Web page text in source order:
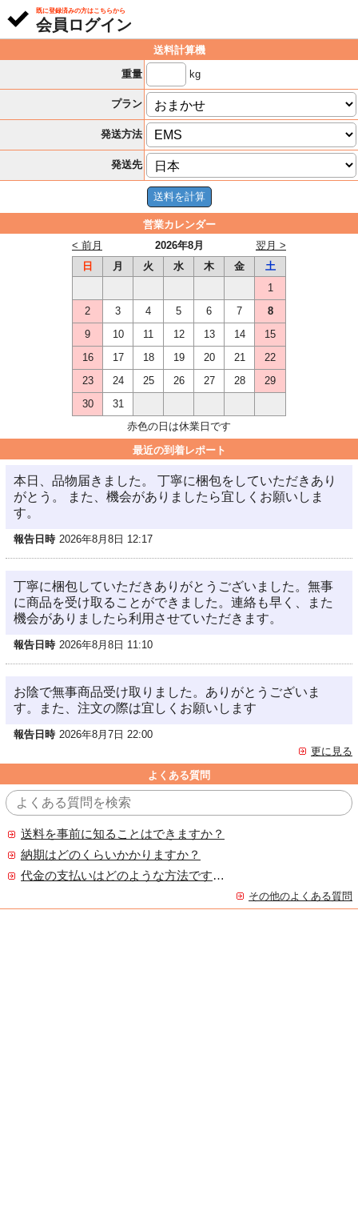
既に登録済みの方はこちらから
会員ログイン
送料計算機
重量
kg
プラン
発送方法
発送先
営業カレンダー
2026年8月
< 前月
翌月 >
日
月 火 水 木 金
土
1
2
3 4 5 6 7
8
9
10 11 12 13 14
15
16
17 18 19 20 21
22
23
24 25 26 27 28
29
30
31
赤色の日は休業日です
最近の到着レポート
本日、品物届きました。 丁寧に梱包をしていただきあり
がとう。 また、機会がありましたら宜しくお願いしま
す。
報告日時 2026年8月8日 12:17
丁寧に梱包していただきありがとうございました。無事
に商品を受け取ることができました。連絡も早く、また
機会がありましたら利用させていただきます。
報告日時 2026年8月8日 11:10
お陰で無事商品受け取りました。ありがとうございま
す。また、注文の際は宜しくお願いします
報告日時 2026年8月7日 22:00
更に見る
よくある質問
送料を事前に知ることはできますか？
納期はどのくらいかかりますか？
代金の支払いはどのような方法ですか？
その他のよくある質問